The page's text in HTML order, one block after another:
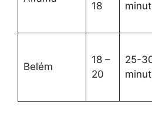
18
Belém
18 –
20
25-